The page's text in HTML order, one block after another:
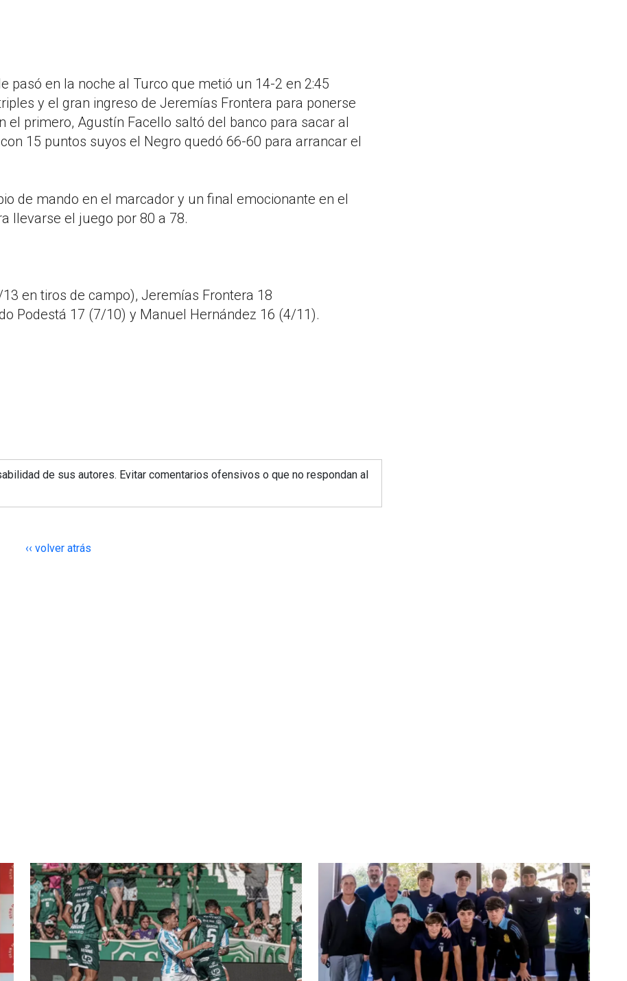
en la noche al Turco que metió un 14-2 en 2:45
y el gran ingreso de Jeremías Frontera para ponerse
el primero, Agustín Facello saltó del banco para sacar al
15 puntos suyos el Negro quedó 66-60 para arrancar el
de mando en el marcador y un final emocionante en el
llevarse el juego por 80 a 78.
en tiros de campo), Jeremías Frontera 18
Podestá 17 (7/10) y Manuel Hernández 16 (4/11).
de sus autores. Evitar comentarios ofensivos o que no respondan al
‹‹ volver atrás